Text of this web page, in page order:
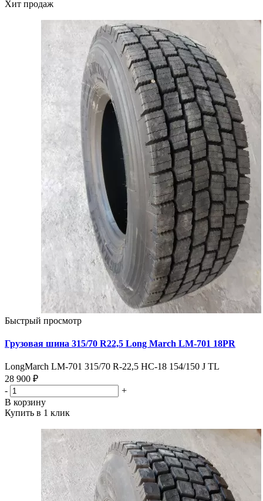
Хит продаж
Быстрый просмотр
Грузовая шина 315/70 R22,5 Long March LM-701 18PR
LongMarch LM-701 315/70 R-22,5 НС-18 154/150 J TL
28 900 ₽
-
+
В корзину
Купить в 1 клик